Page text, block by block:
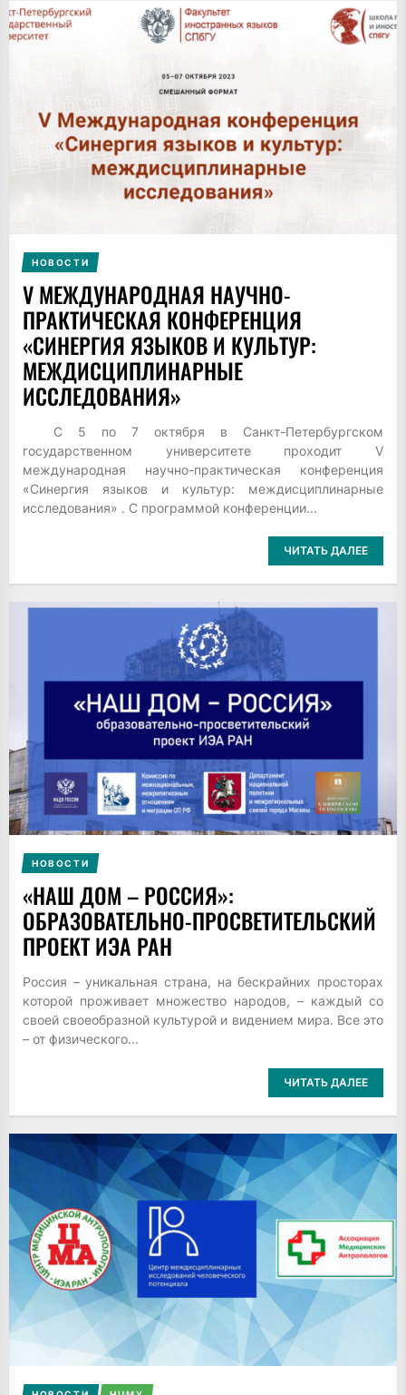
НОВОСТИ
V МЕЖДУНАРОДНАЯ НАУЧНО-
ПРАКТИЧЕСКАЯ КОНФЕРЕНЦИЯ
«СИНЕРГИЯ ЯЗЫКОВ И КУЛЬТУР:
МЕЖДИСЦИПЛИНАРНЫЕ
ИССЛЕДОВАНИЯ»
С 5 по 7 октября в Санкт-Петербургском
государственном университете проходит V
международная научно-практическая конференция
«Синергия языков и культур: междисциплинарные
исследования» . С программой конференции...
ЧИТАТЬ ДАЛЕЕ
НОВОСТИ
«НАШ ДОМ – РОССИЯ»:
ОБРАЗОВАТЕЛЬНО-ПРОСВЕТИТЕЛЬСКИЙ
ПРОЕКТ ИЭА РАН
Россия – уникальная страна, на бескрайних просторах
которой проживает множество народов, – каждый со
своей своеобразной культурой и видением мира. Все это
– от физического...
ЧИТАТЬ ДАЛЕЕ